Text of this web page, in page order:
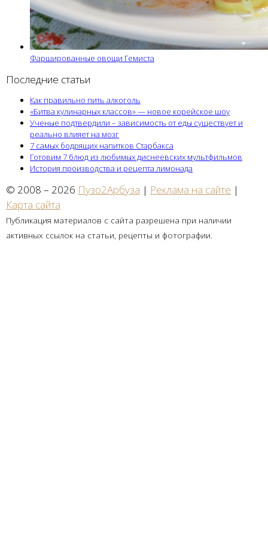
Фаршированные овощи Гемиста
Последние статьи
Как правильно пить алкоголь
«Битва кулинарных классов» — новое корейское шоу
Ученые подтвердили – зависимость от еды существует и
реально влияет на мозг
7 самых бодрящих напитков Старбакса
Готовим 7 блюд из любимых диснеевских мультфильмов
История производства и рецепта лимонада
© 2008 – 2026 Пузо2Арбуза | Реклама на сайте |
Карта сайта
Публикация материалов с сайта разрешена при наличии
активных ссылок на статьи, рецепты и фотографии.